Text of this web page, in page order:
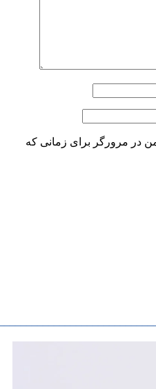
در مرورگر برای زمانی که